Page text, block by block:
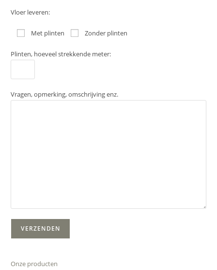
Vloer leveren:
Met plinten Zonder plinten
Plinten, hoeveel strekkende meter:
Vragen, opmerking, omschrijving enz.
Onze producten